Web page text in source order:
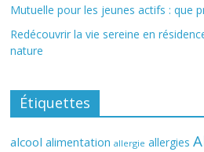
Mutuelle pour les jeunes actifs : que
Redécouvrir la vie sereine en
nature
Étiquettes
alcool alimentation allergie allergies